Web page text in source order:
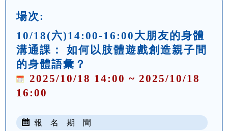
場次:
10/18(六)14:00-16:00大朋友的身體
溝通課： 如何以肢體遊戲創造親子間
的身體語彙？
2025/10/18 14:00 ~ 2025/10/18
16:00
報 名 期 間